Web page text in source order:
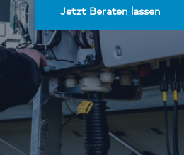
Jetzt Beraten lassen